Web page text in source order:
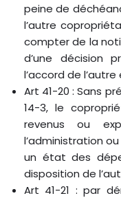
peine de
l’autre
compter de la
d’une décision
l’accord de
Art 41-20 : Sans
14-3, le
revenus ou
l’administration
un état des
disposition de
Art 41-21 : par